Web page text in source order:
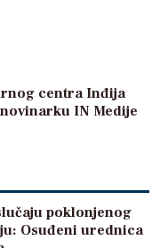
centra Inđija
IN Medije
poklonjenog
Osuđeni urednica